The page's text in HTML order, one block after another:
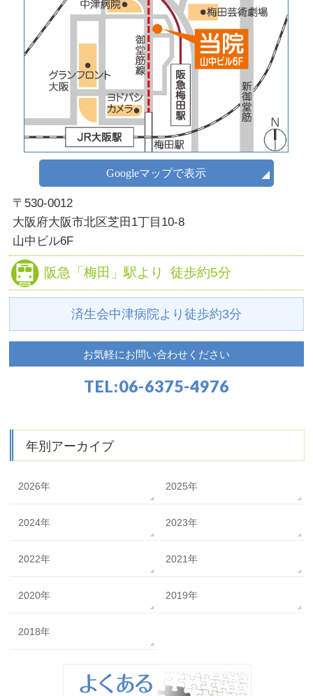
Googleマップで表示
〒530-0012
大阪府大阪市北区芝田1丁目10-8
山中ビル6F
阪急 「梅田」駅より徒歩約5分
済生会中津病院より 徒歩約3分
お気軽にお問い合わせください
TEL:06-6375-4976
年別アーカイブ
2026年 2025年
2024年 2023年
2022年 2021年
2020年 2019年
2018年